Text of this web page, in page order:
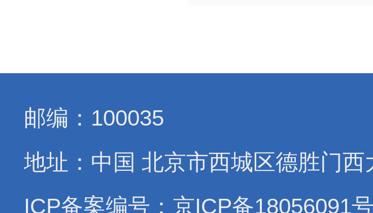
邮编：100035
地址：中国 北京市西城区德胜门西
ICP备案编号：京ICP备18056091号